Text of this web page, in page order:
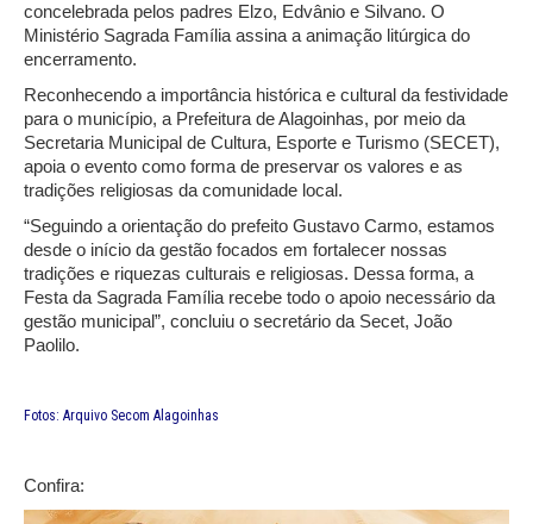
concelebrada pelos padres Elzo, Edvânio e Silvano. O
Ministério Sagrada Família assina a animação litúrgica do
encerramento.
Reconhecendo a importância histórica e cultural da festividade
para o município, a Prefeitura de Alagoinhas, por meio da
Secretaria Municipal de Cultura, Esporte e Turismo (SECET),
apoia o evento como forma de preservar os valores e as
tradições religiosas da comunidade local.
“Seguindo a orientação do prefeito Gustavo Carmo, estamos
desde o início da gestão focados em fortalecer nossas
tradições e riquezas culturais e religiosas. Dessa forma, a
Festa da Sagrada Família recebe todo o apoio necessário da
gestão municipal”, concluiu o secretário da Secet, João
Paolilo.
Fotos: Arquivo Secom Alagoinhas
Confira: